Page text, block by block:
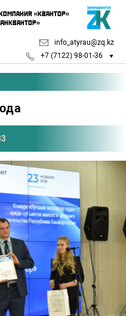
«КВАНТОР»
info_atyrau@zq.kz
+7 (7122) 98-01-36